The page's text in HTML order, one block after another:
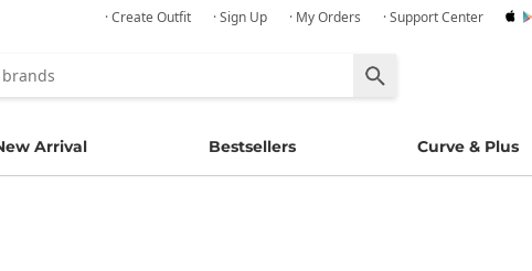
· Create Outfit · Sign Up · My Orders · Support Center
Arrival Bestsellers Curve & Plus